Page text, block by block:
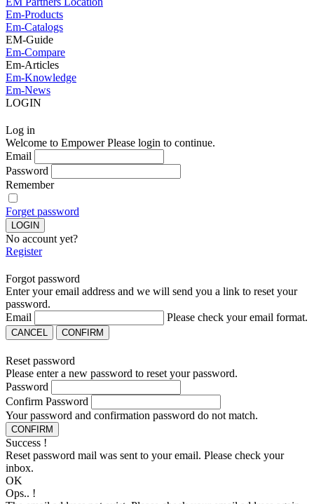
Em-Products
Em-Catalogs
EM-Guide
Em-Compare
Em-Articles
Em-Knowledge
Em-News
LOGIN
Log in
Welcome to Empower Please login to continue.
Email
Password
Remember
Forget password
No account yet?
Register
Forgot password
Enter your email address and we will send you a link to reset your
password.
Email
Please check your email format.
CANCEL CONFIRM
Reset password
Please enter a new password to reset your password.
Password
Confirm Password
Your password and confirmation password do not match.
CONFIRM
Success !
Reset password mail was sent to your email. Please check your
inbox.
OK
Ops.. !